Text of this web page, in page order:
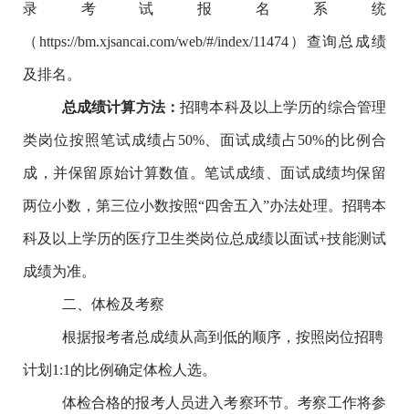
录考试报名系统
（https://bm.xjsancai.com/web/#/index/11474）查询总成绩
及排名。
总成绩计算方法：招聘本科及以上学历的综合管理
类岗位按照笔试成绩占50%、面试成绩占50%的比例合
成，并保留原始计算数值。笔试成绩、面试成绩均保留
两位小数，第三位小数按照“四舍五入”办法处理。招聘本
科及以上学历的医疗卫生类岗位总成绩以面试+技能测试
成绩为准。
二、体检及考察
根据报考者总成绩从高到低的顺序，按照岗位招聘
计划 1:1 的比例确定体检人选。
体检合格的报考人员进入考察环节。考察工作将参